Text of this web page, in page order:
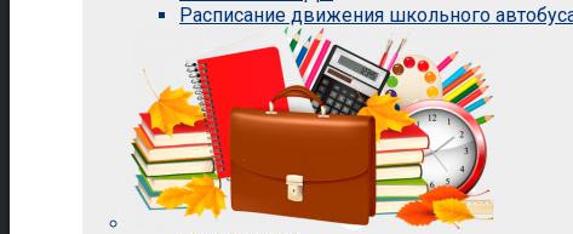
Расписание движения школьного